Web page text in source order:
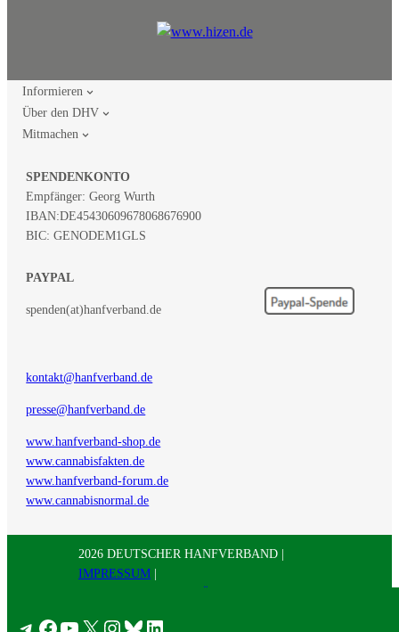
Informieren
Über den DHV
Mitmachen
SPENDENKONTO
Empfänger: Georg Wurth
IBAN:DE45430609678068676900
BIC: GENODEM1GLS
PAYPAL
spenden(at)hanfverband.de
kontakt@hanfverband.de
presse@hanfverband.de
www.hanfverband-shop.de
www.cannabisfakten.de
www.hanfverband-forum.de
www.cannabisnormal.de
2026 DEUTSCHER HANFVERBAND |
IMPRESSUM |
Telegram
Facebook
YouTube
X Instagram
Bluesky
LinkedIn